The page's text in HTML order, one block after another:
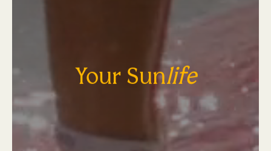
Your Sunlife